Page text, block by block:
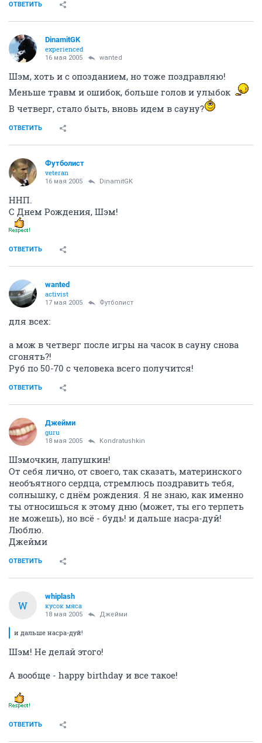
ОТВЕТИТЬ
DinamitGK
experienced
16 мая 2005 wanted
Шэм, хоть и с опозданием, но тоже поздравляю!
Меньше травм и ошибок, больше голов и улыбок
В четверг, стало быть, вновь идем в сауну?
ОТВЕТИТЬ
Футболист
veteran
16 мая 2005 DinamitGK
ННП.
С Днем Рождения, Шэм!
ОТВЕТИТЬ
wanted
activist
17 мая 2005 Футболист
для всех:
а мож в четверг после игры на часок в сауну снова
сгонять?!
Руб по 50-70 с человека всего получится!
ОТВЕТИТЬ
Джейми
guru
18 мая 2005 Kondratushkin
Шэмочкин, лапушкин!
От себя лично, от своего, так сказать, материнского
необъятного сердца, стремлюсь поздравить тебя,
солнышку, с днём рождения. Я не знаю, как именно
ты относишься к этому дню (может, ты его терпеть
не можешь), но всё - будь! и дальше насра-дуй!
Люблю.
Джейми
ОТВЕТИТЬ
W
whiplash
кусок мяса
18 мая 2005 Джейми
и дальше насра-дуй!
Шэм! Не делай этого!
А вообще - happy birthday и все такое!
ОТВЕТИТЬ